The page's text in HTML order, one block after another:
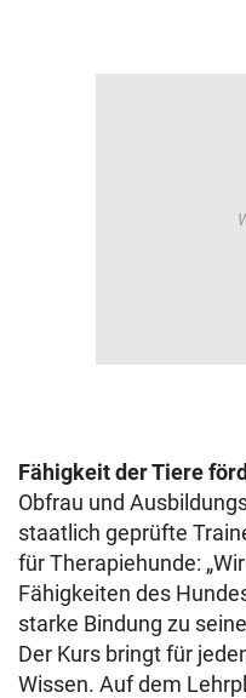
Fähigkeit der Tiere
Obfrau und
staatlich geprüfte
für Therapiehunde:
Fähigkeiten des
starke Bindung zu
Der Kurs bringt für
Wissen. Auf dem